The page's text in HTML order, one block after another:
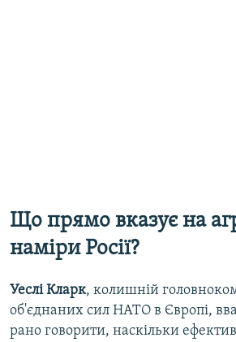
Що прямо вказує на
наміри Росії?
Уеслі Кларк, колишній
об'єднаних сил НАТО в Європі,
рано говорити, наскільки